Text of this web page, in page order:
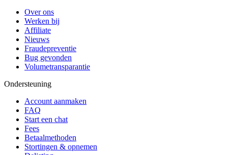
Over ons
Werken bij
Affiliate
Nieuws
Fraudepreventie
Bug gevonden
Volumetransparantie
Ondersteuning
Account aanmaken
FAQ
Start een chat
Fees
Betaalmethoden
Stortingen & opnemen